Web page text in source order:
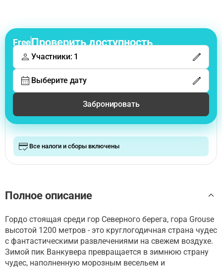
FreeПроверить доступность
Участники: 1
Выберите дату
Забронировать
Все налоги и сборы включены
Полное описание
Гордо стоящая среди гор Северного берега, гора Grouse
высотой 1200 метров - это круглогодичная страна чудес
с фантастическими развлечениями на свежем воздухе.
Зимой пик Ванкувера превращается в зимнюю страну
чудес, наполненную морозным весельем и